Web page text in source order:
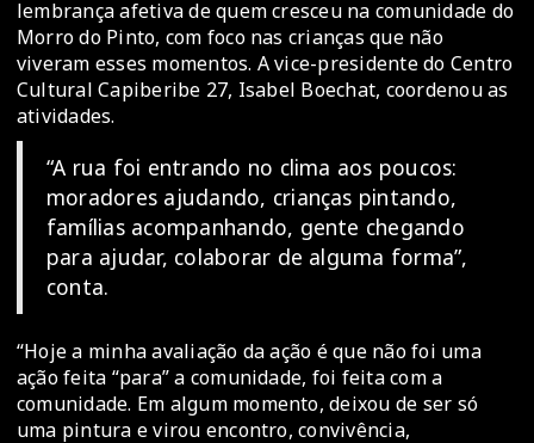
lembrança afetiva de quem cresceu na comunidade do
Morro do Pinto, com foco nas crianças que não
viveram esses momentos. A vice-presidente do Centro
Cultural Capiberibe 27, Isabel Boechat, coordenou as
atividades.
“A rua foi entrando no clima aos poucos:
moradores ajudando, crianças pintando,
famílias acompanhando, gente chegando
para ajudar, colaborar de alguma forma”,
conta.
“Hoje a minha avaliação da ação é que não foi uma
ação feita “para” a comunidade, foi feita com a
comunidade. Em algum momento, deixou de ser só
uma pintura e virou encontro, convivência,